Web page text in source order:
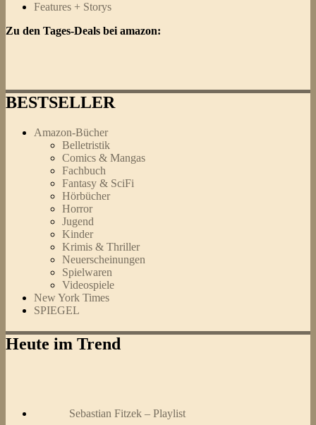
Features + Storys
Zu den Tages-Deals bei amazon:
BESTSELLER
Amazon-Bücher
Belletristik
Comics & Mangas
Fachbuch
Fantasy & SciFi
Hörbücher
Horror
Jugend
Kinder
Krimis & Thriller
Neuerscheinungen
Spielwaren
Videospiele
New York Times
SPIEGEL
Heute im Trend
Sebastian Fitzek – Playlist